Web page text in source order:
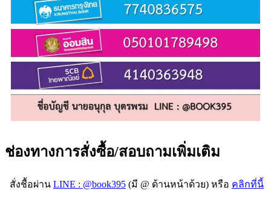
ช่องทางการสั่งซื้อ/สอบถามเพิ่มเติม
สั่งชื้อผ่าน LINE : @book395 (มี @ ด้านหน้าด้วย) หรือ คลิกที่นี้